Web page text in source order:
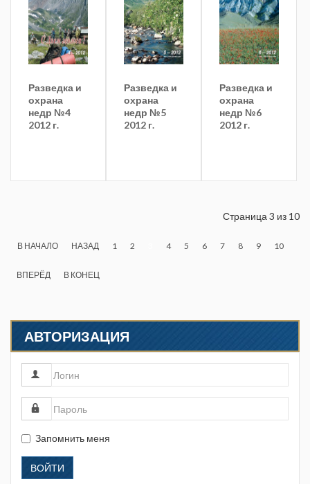
Разведка и
охрана
недр №4
2012 г.
Разведка и
охрана
недр №5
2012 г.
Разведка и
охрана
недр №6
2012 г.
Страница 3 из 10
В НАЧАЛО НАЗАД 1 2 4 5 6 7 8 9 10
ВПЕРЁД В КОНЕЦ
АВТОРИЗАЦИЯ
Запомнить меня
ВОЙТИ